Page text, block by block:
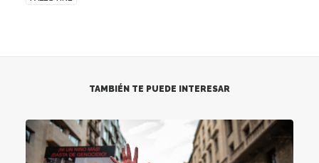
TAMBIÉN TE PUEDE INTERESAR